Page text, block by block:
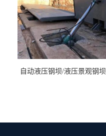
自动液压钢坝/液压景观钢坝